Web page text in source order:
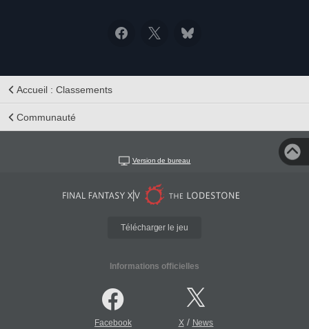
Accueil : Classements
Communauté
Version de bureau
Télécharger le jeu
Informations officielles
Facebook X/ News